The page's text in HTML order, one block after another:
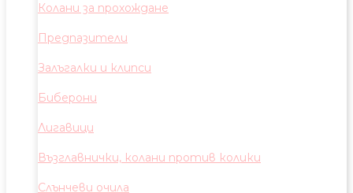
Колани за прохождане
Предпазители
Залъгалки и клипси
Биберони
Лигавици
Възглавнички, колани против колики
Слънчеви очила